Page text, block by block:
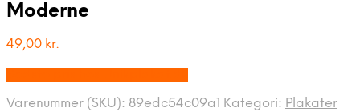
Moderne
49,00 kr.
Varenummer (SKU): 89edc54c09a1 Kategori: Plakater